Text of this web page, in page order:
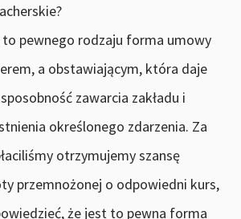
pewnego rodzaju forma umowy
a obstawiającym, która daje
zawarcia zakładu i
określonego zdarzenia. Za
otrzymujemy szansę
przemnożonej o odpowiedni kurs,
że jest to pewna forma